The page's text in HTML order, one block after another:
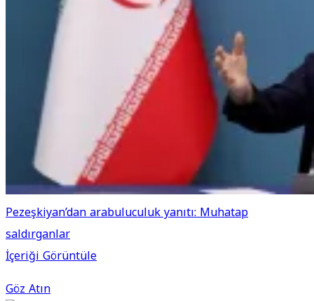
Pezeşkiyan’dan arabuluculuk yanıtı: Muhatap
saldırganlar
İçeriği Görüntüle
Göz Atın